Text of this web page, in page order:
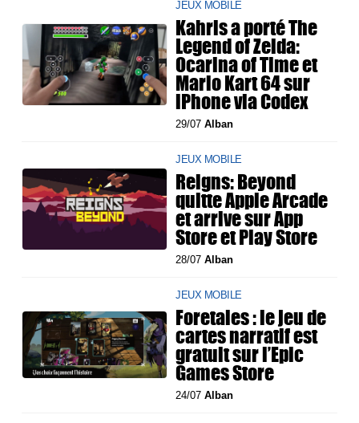
JEUX MOBILE
Kahris a porté The
Legend of Zelda:
Ocarina of Time et
Mario Kart 64 sur
iPhone via Codex
29/07Alban
JEUX MOBILE
Reigns: Beyond
quitte Apple Arcade
et arrive sur App
Store et Play Store
28/07Alban
JEUX MOBILE
Foretales : le jeu de
cartes narratif est
gratuit sur l’Epic
Games Store
24/07Alban